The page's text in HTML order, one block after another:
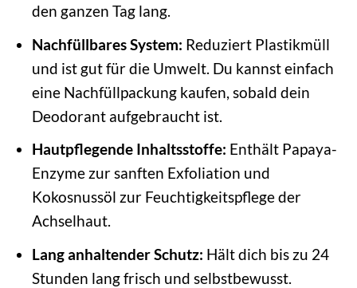
den ganzen Tag lang.
Nachfüllbares System: Reduziert Plastikmüll
und ist gut für die Umwelt. Du kannst einfach
eine Nachfüllpackung kaufen, sobald dein
Deodorant aufgebraucht ist.
Hautpflegende Inhaltsstoffe: Enthält Papaya-
Enzyme zur sanften Exfoliation und
Kokosnussöl zur Feuchtigkeitspflege der
Achselhaut.
Lang anhaltender Schutz: Hält dich bis zu 24
Stunden lang frisch und selbstbewusst.